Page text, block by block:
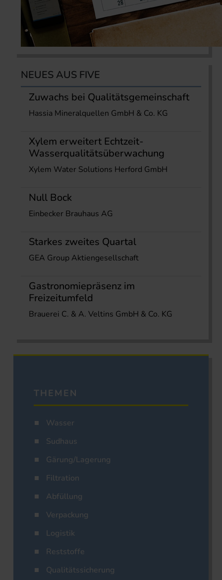
NEUES AUS FIVE
Zuwachs bei Qualitätsgemeinschaft
Hassia Mineralquellen GmbH & Co. KG
Xylem erweitert Echtzeit-
Wasserqualitätsüberwachung
Xylem Water Solutions Herford GmbH
Null Bock
Einbecker Brauhaus AG
Starkes zweites Quartal
GEA Group Aktiengesellschaft
Gastronomiepräsenz im
Freizeitumfeld
Brauerei C. & A. Veltins GmbH & Co. KG
THEMEN
Wasser
Sudhaus
Gärung/Lagerung
Filtration
Abfüllung
Verpackung
Logistik
Reststoffe
Qualitätssicherung